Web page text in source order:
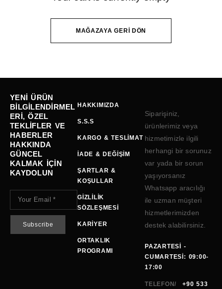
MAĞAZAYA GERI DÖN
YENI ÜRÜN
BILGILENDIRMEL
ERI, ÖZEL
TEKLIFLER VE
HABERLER
HAKKINDA
GÜNCEL
KALMAK IÇIN
KAYDOLUN
HAKKIMIZDA
S.S.S
KARGO & TESLIMAT
İADE & DEĞIŞIM
ŞARTLAR &
KOŞULLAR
GIZLILIK
SÖZLEŞMESI
KARIYER
ORTAKLIK
PROGRAMI
Siparişiniz,
ürünlerimiz veya
hizmetimizle ilgili
herhangi bir sorunuz
var yada bir sorun
yaşıyorsanız
Whatsapp aracılığı
ile uzman müşteri
hizmetlerimizden
destek alabilirsiniz.
PAZARTESI -
CUMARTESI: 09:00-
17:00
TELEFON/ +90 533